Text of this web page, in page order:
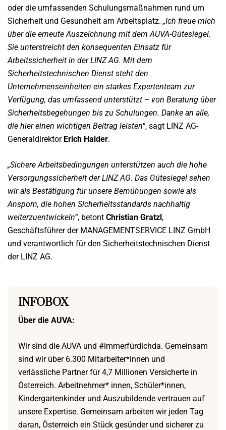
oder die umfassenden Schulungsmaßnahmen rund um
Sicherheit und Gesundheit am Arbeitsplatz. „Ich freue mich
über die erneute Auszeichnung mit dem AUVA-Gütesiegel.
Sie unterstreicht den konsequenten Einsatz für
Arbeitssicherheit in der LINZ AG. Mit dem
Sicherheitstechnischen Dienst steht den
Unternehmenseinheiten ein starkes Expertenteam zur
Verfügung, das umfassend unterstützt – von Beratung über
Sicherheitsbegehungen bis zu Schulungen. Danke an alle,
die hier einen wichtigen Beitrag leisten“, sagt LINZ AG-
Generaldirektor Erich Haider.
„Sichere Arbeitsbedingungen unterstützen auch die hohe
Versorgungssicherheit der LINZ AG. Das Gütesiegel sehen
wir als Bestätigung für unsere Bemühungen sowie als
Ansporn, die hohen Sicherheitsstandards nachhaltig
weiterzuentwickeln“, betont Christian Gratzl,
Geschäftsführer der MANAGEMENTSERVICE LINZ GmbH
und verantwortlich für den Sicherheitstechnischen Dienst
der LINZ AG.
INFOBOX
Über die AUVA:
Wir sind die AUVA und #immerfürdichda. Gemeinsam
sind wir über 6.300 Mitarbeiter*innen und
verlässliche Partner für 4,7 Millionen Versicherte in
Österreich. Arbeitnehmer* innen, Schüler*innen,
Kindergartenkinder und Auszubildende vertrauen auf
unsere Expertise. Gemeinsam arbeiten wir jeden Tag
daran, Österreich ein Stück gesünder und sicherer zu